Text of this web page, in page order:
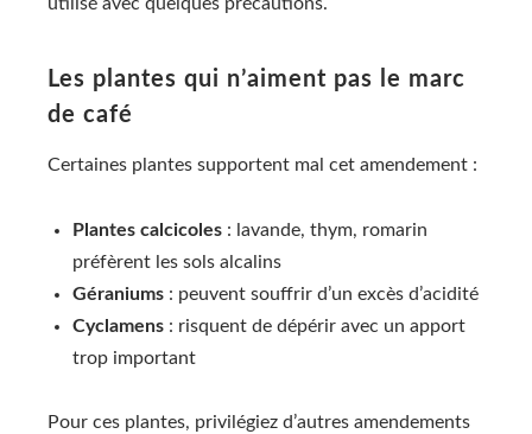
utilisé avec quelques précautions.
Les plantes qui n’aiment pas le marc
de café
Certaines plantes supportent mal cet amendement :
Plantes calcicoles : lavande, thym, romarin
préfèrent les sols alcalins
Géraniums : peuvent souffrir d’un excès d’acidité
Cyclamens : risquent de dépérir avec un apport
trop important
Pour ces plantes, privilégiez d’autres amendements